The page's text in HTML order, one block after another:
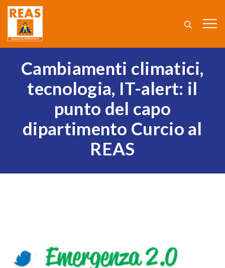
Cambiamenti climatici,
tecnologia, IT-alert: il
punto del capo
dipartimento Curcio al
REAS